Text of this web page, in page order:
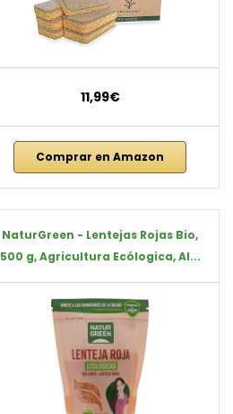
11,99€
Comprar en Amazon
NaturGreen - Lentejas Rojas Bio,
500 g, Agricultura Ecólogica, Al...